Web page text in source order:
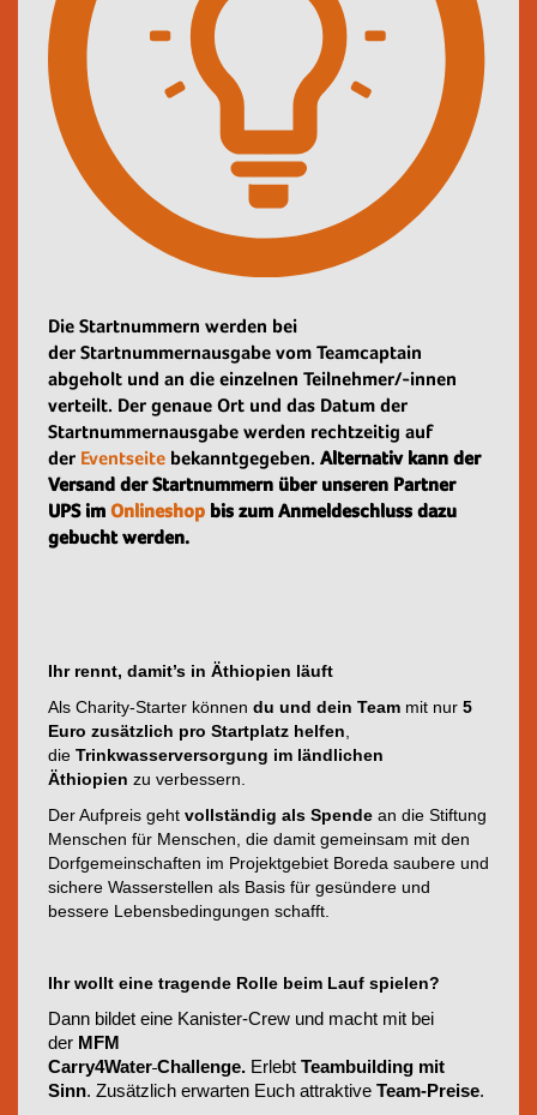
Die Startnummern werden bei
der Startnummernausgabe vom Teamcaptain
abgeholt und an die einzelnen Teilnehmer/-innen
verteilt. Der genaue Ort und das Datum der
Startnummernausgabe werden rechtzeitig auf
der Eventseite bekanntgegeben. Alternativ kann der
Versand der Startnummern über unseren Partner
UPS im Onlineshop bis zum Anmeldeschluss dazu
gebucht werden.
Ihr rennt, damit’s in Äthiopien läuft
Als Charity-Starter können du und dein Team mit nur 5
Euro zusätzlich pro Startplatz helfen
die Trinkwasserversorgung im ländlichen
Äthiopien zu verbessern.
Der Aufpreis geht vollständig als Spende an die Stiftung
Menschen für Menschen, die damit gemeinsam mit den
Dorfgemeinschaften im Projektgebiet Boreda saubere und
sichere Wasserstellen als Basis für gesündere und
bessere Lebensbedingungen schafft.
Ihr wollt eine tragende Rolle beim Lauf spielen?
Dann bildet eine Kanister-Crew und macht mit bei
der MFM
Carry4Water Challenge. Erlebt Teambuilding mit
Sinn. Zusätzlich erwarten Euch attraktive Team-Preise.